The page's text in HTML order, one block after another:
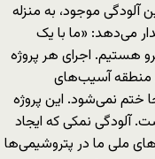
آلودگی موجود، به منزله
می‌دهد: «ما با یک
هستیم. اجرای هر پروژه
منطقه آسیب‌های
ختم نمی‌شود. این پروژه
آلودگی نمکی که ایجاد
ملی ما در پتروشیمی‌ها